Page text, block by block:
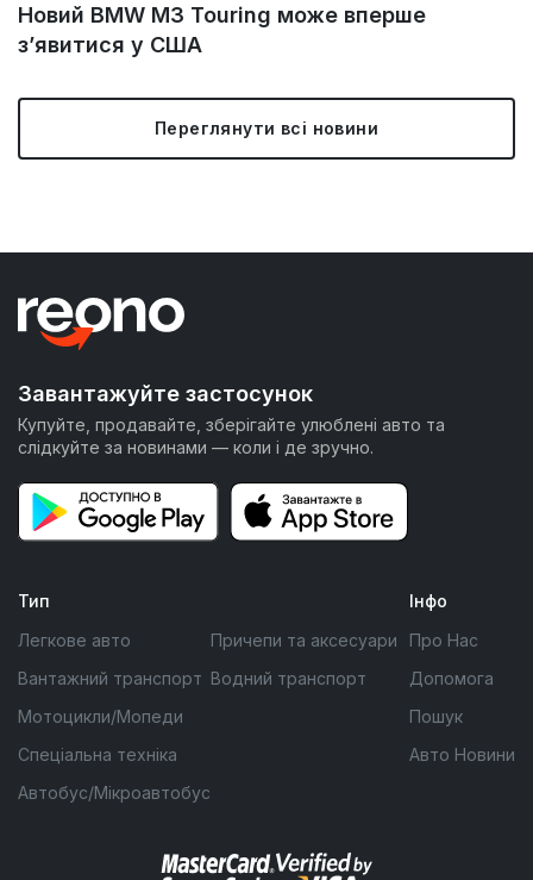
Новий BMW M3 Touring може вперше
з’явитися у США
Переглянути всі новини
Завантажуйте застосунок
Купуйте, продавайте, зберігайте улюблені авто та
слідкуйте за новинами — коли і де зручно.
Тип
Легкове авто
Вантажний транспорт
Мотоцикли/Мопеди
Спеціальна техніка
Автобус/Мікроавтобус
Причепи та аксесуари
Водний транспорт
Інфо
Про Нас
Допомога
Пошук
Авто Новини